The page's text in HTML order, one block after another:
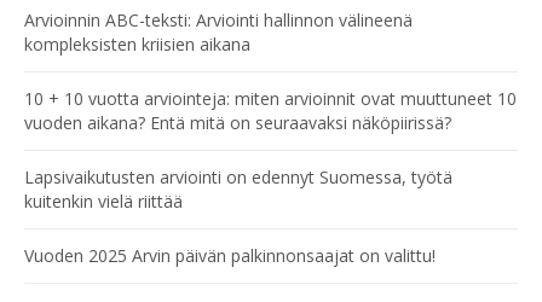
Arvioinnin ABC-teksti: Arviointi hallinnon välineenä
kompleksisten kriisien aikana
10 + 10 vuotta arviointeja: miten arvioinnit ovat muuttuneet 10
vuoden aikana? Entä mitä on seuraavaksi näköpiirissä?
Lapsivaikutusten arviointi on edennyt Suomessa, työtä
kuitenkin vielä riittää
Vuoden 2025 Arvin päivän palkinnonsaajat on valittu!